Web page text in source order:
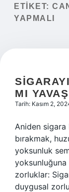
Yasal Uyarı
ETIKET:
YAPMALI
MI
Tarih: Kasım 2,
Aniden sigara
bırakmak,
yoksunluk
zorluklar:
duygusal